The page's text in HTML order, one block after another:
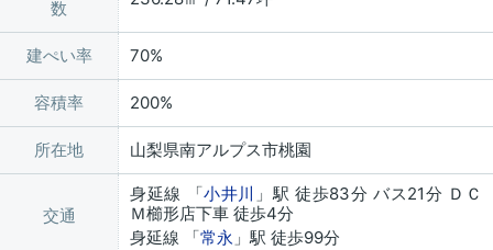
数
建ぺい率 70%
容積率 200%
所在地 山梨県南アルプス市桃園
交通
身延線 「小井川 」駅 徒歩83分 バス21分 ＤＣ
Ｍ櫛形店下車 徒歩4分
身延線 「常永 」駅 徒歩99分